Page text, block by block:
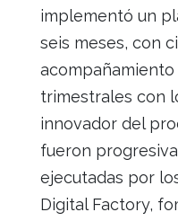
implementó un
seis meses, con
trimestrales con
innovador del
fueron
ejecutadas por
Digital Factory,